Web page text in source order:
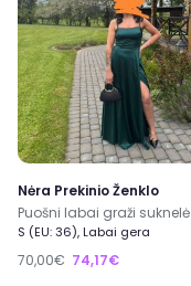
Nėra Prekinio Ženklo
Puošni labai graži suknelė
S (EU: 36), Labai gera
70,00€ 74,17€